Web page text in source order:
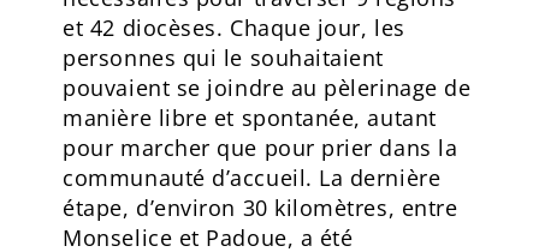
et 42 diocèses. Chaque jour, les
personnes qui le souhaitaient
pouvaient se joindre au pèlerinage de
manière libre et spontanée, autant
pour marcher que pour prier dans la
communauté d’accueil. La dernière
étape, d’environ 30 kilomètres, entre
Monselice et Padoue, a été